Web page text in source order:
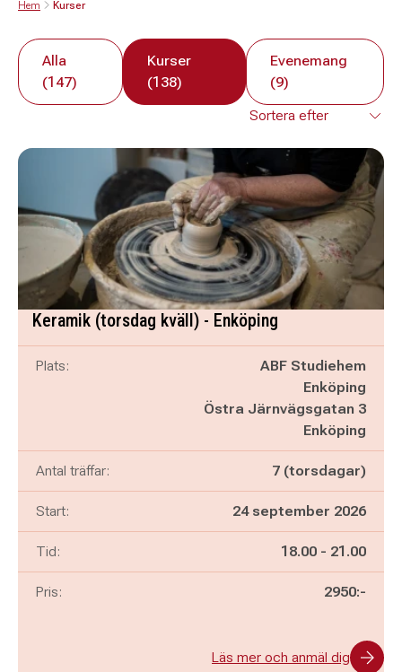
Hem Kurser
Alla
(147)
Kurser
(138)
Evenemang
(9)
Keramik (torsdag kväll) - Enköping
Plats:
ABF Studiehem
Enköping
Östra Järnvägsgatan 3
Enköping
Antal träffar: 7 (torsdagar)
Start: 24 september 2026
Tid: Pågår mellan
18.00 - och
21.00
Pris: 2950:-
Läs mer och anmäl dig